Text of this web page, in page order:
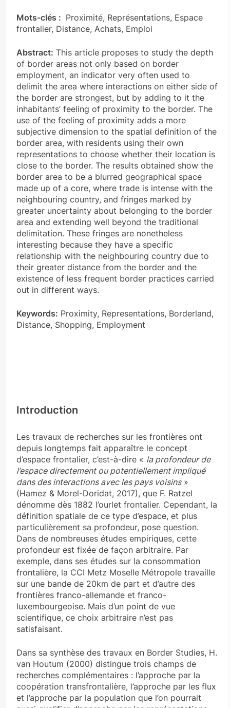
Mots-clés : Proximité, Représentations, Espace
frontalier, Distance, Achats, Emploi
Abstract: This article proposes to study the depth
of border areas not only based on border
employment, an indicator very often used to
delimit the area where interactions on either side of
the border are strongest, but by adding to it the
inhabitants’ feeling of proximity to the border. The
use of the feeling of proximity adds a more
subjective dimension to the spatial definition of the
border area, with residents using their own
representations to choose whether their location is
close to the border. The results obtained show the
border area to be a blurred geographical space
made up of a core, where trade is intense with the
neighbouring country, and fringes marked by
greater uncertainty about belonging to the border
area and extending well beyond the traditional
delimitation. These fringes are nonetheless
interesting because they have a specific
relationship with the neighbouring country due to
their greater distance from the border and the
existence of less frequent border practices carried
out in different ways.
Keywords: Proximity, Representations, Borderland,
Distance, Shopping, Employment
Introduction
Les travaux de recherches sur les frontières ont
depuis longtemps fait apparaître le concept
d’espace frontalier, c’est-à-dire « la profondeur de
l’espace directement ou potentiellement impliqué
dans des interactions avec les pays voisins»
(Hamez & Morel-Doridat, 2017), que F. Ratzel
dénomme dès 1882 l’ourlet frontalier. Cependant, la
définition spatiale de ce type d’espace, et plus
particulièrement sa profondeur, pose question.
Dans de nombreuses études empiriques, cette
profondeur est fixée de façon arbitraire. Par
exemple, dans ses études sur la consommation
frontalière, la CCI Metz Moselle Métropole travaille
sur une bande de 20km de part et d’autre des
frontières franco-allemande et franco-
luxembourgeoise. Mais d’un point de vue
scientifique, ce choix arbitraire n’est pas
satisfaisant.
Dans sa synthèse des travaux en Border Studies, H.
van Houtum (2000) distingue trois champs de
recherches complémentaires : l’approche par la
coopération transfrontalière, l’approche par les flux
et l’approche par la population que l’on pourrait